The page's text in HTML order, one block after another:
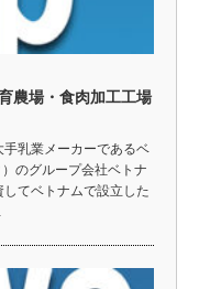
農場・食肉加工工場
手乳業メーカーであるベ
のグループ会社ベトナ
てベトナムで設立した